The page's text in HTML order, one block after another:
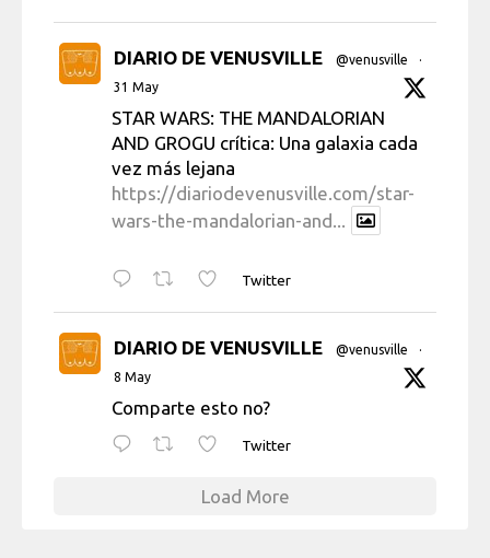
DIARIO DE VENUSVILLE @venusville
·
31 May
STAR WARS: THE MANDALORIAN
AND GROGU crítica: Una galaxia cada
vez más lejana
https://diariodevenusville.com/star-
wars-the-mandalorian-and...
Twitter
DIARIO DE VENUSVILLE @venusville
·
8 May
Comparte esto no?
Twitter
Load More